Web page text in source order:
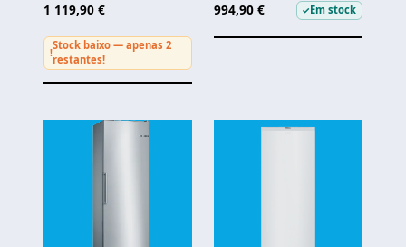
1 119,90 €
!
Stock baixo — apenas 2
restantes!
994,90 € ✓Em stock